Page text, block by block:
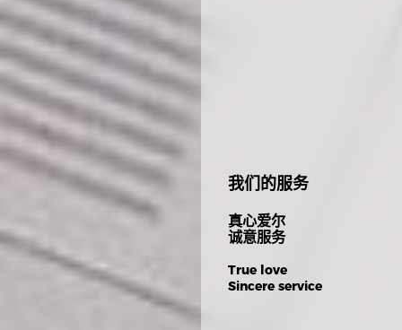
我们的服务
真心爱尔
诚意服务
True love
Sincere service